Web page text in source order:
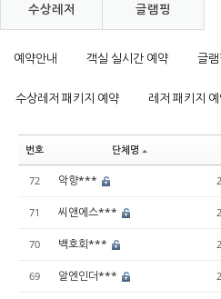
수상레저 글램핑
예약안내 객실 실시간 예약 글
수상레저 패키지 예약 레저 패키지
번호 단체명
72 악향***
71 씨앤에스***
70 백호회***
69 알엔인더***